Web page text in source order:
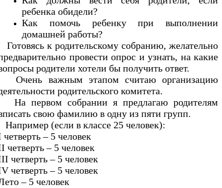
ребенка обидели?
Как помочь ребенку при выполнении
домашней работы?
к родительскому собранию, желательно
провести опрос и узнать, на какие
родители хотели бы получить ответ.
важным этапом считаю организацию
родительского комитета.
первом собрании я предлагаю родителям
свою фамилию в одну из пяти групп.
(если в классе 25 человек):
четверть – 5 человек
четверть – 5 человек
четверть – 5 человек
четверть – 5 человек
– 5 человек